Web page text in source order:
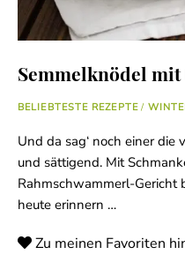
Semmelknödel
BELIEBTESTE REZEPTE/
Und da sag‘ noch einer
und sättigend. Mit
Rahmschwammerl-Gericht
heute erinnern …
Zu meinen Favoriten